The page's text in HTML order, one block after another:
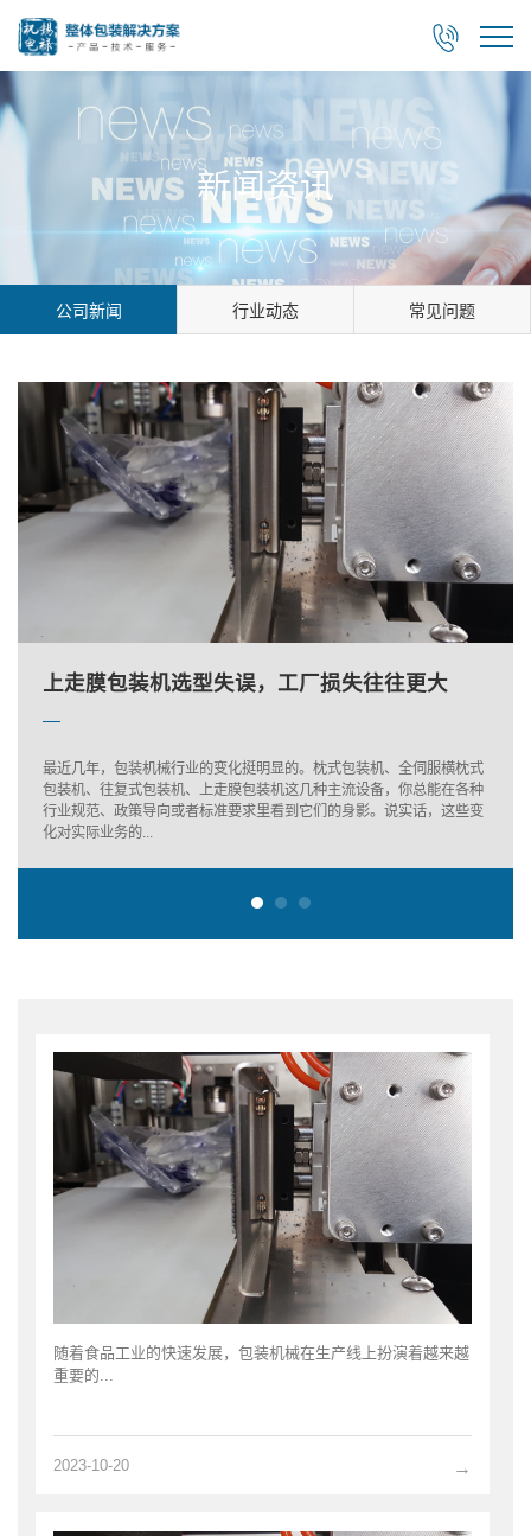

新闻资讯
公司新闻 行业动态 常见问题
常州蔬菜包装机的维护保养
上走膜包装机选型失误，工厂损失往往更大
最近几年，包装机械行业的变化挺明显的。枕式包装机、全伺服横枕式
包装机、往复式包装机、上走膜包装机这几种主流设备，你总能在各种
行业规范、政策导向或者标准要求里看到它们的身影。说实话，这些变
化对实际业务的...
下走膜枕式机：面包包装里的隐形高手
常州蔬菜包装机的维护保养
上走膜包装机选型失误，工厂损失往往更大
随着食品工业的快速发展，包装机械在生产线上扮演着越来越
重要的...
→
2023-10-20